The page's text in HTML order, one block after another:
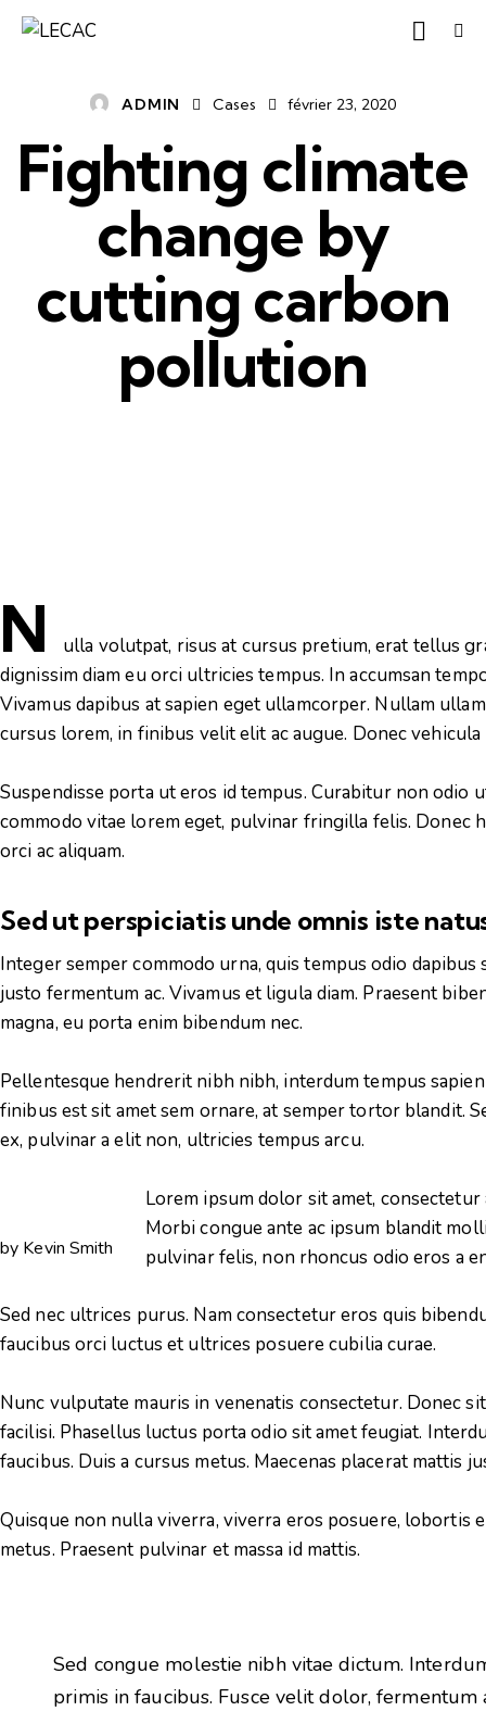
ADMIN Cases février 23, 2020
Fighting climate
change by
cutting carbon
pollution
N
ulla volutpat, risus at cursus pretium, erat tellus
dignissim diam eu orci ultricies tempus. In accumsan
Vivamus dapibus at sapien eget ullamcorper. Nullam
cursus lorem, in finibus velit elit ac augue. Donec
Suspendisse porta ut eros id tempus. Curabitur non odio
commodo vitae lorem eget, pulvinar fringilla felis. Donec
orci ac aliquam.
Sed ut perspiciatis unde omnis iste
Integer semper commodo urna, quis tempus odio
justo fermentum ac. Vivamus et ligula diam. Praesent
magna, eu porta enim bibendum nec.
Pellentesque hendrerit nibh nibh, interdum tempus
finibus est sit amet sem ornare, at semper tortor blandit.
ex, pulvinar a elit non, ultricies tempus arcu.
by Kevin Smith
Lorem ipsum dolor sit amet,
Morbi congue ante ac ipsum blandit
pulvinar felis, non rhoncus odio eros a
Sed nec ultrices purus. Nam consectetur eros quis
faucibus orci luctus et ultrices posuere cubilia curae.
Nunc vulputate mauris in venenatis consectetur. Donec
facilisi. Phasellus luctus porta odio sit amet feugiat.
faucibus. Duis a cursus metus. Maecenas placerat mattis
Quisque non nulla viverra, viverra eros posuere, lobortis
metus. Praesent pulvinar et massa id mattis.
Sed congue molestie nibh vitae dictum.
primis in faucibus. Fusce velit dolor,